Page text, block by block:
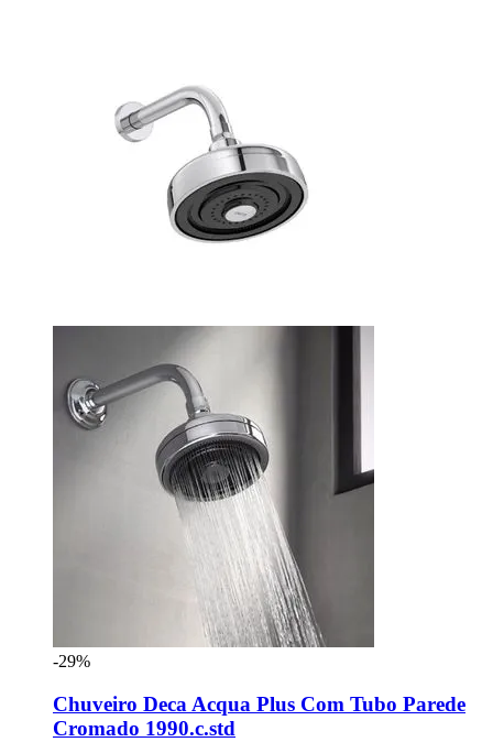
-29%
Chuveiro Deca Acqua Plus Com Tubo Parede
Cromado 1990.c.std